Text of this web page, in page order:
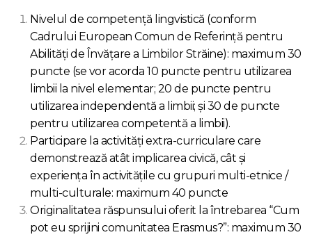
Nivelul de competență lingvistică (conform
Cadrului European Comun de Referință pentru
Abilități de Învățare a Limbilor Străine): maximum 30
puncte (se vor acorda 10 puncte pentru utilizarea
limbii la nivel elementar; 20 de puncte pentru
utilizarea independentă a limbii; și 30 de puncte
pentru utilizarea competentă a limbii).
Participare la activități extra-curriculare care
demonstrează atât implicarea civică, cât și
experiența în activitățile cu grupuri multi-etnice /
multi-culturale: maximum 40 puncte
Originalitatea răspunsului oferit la întrebarea “Cum
pot eu sprijini comunitatea Erasmus?”: maximum 30